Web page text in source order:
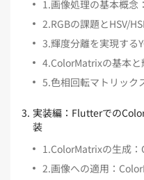
1.画像処理の基本概念
2.RGBの課題とHSV/
3.輝度分離を実現する
4.ColorMatrixの基本と
5.色相回転マトリック
3. 実装編：Flutterでの
装
1.ColorMatrixの生成
2.画像への適用：